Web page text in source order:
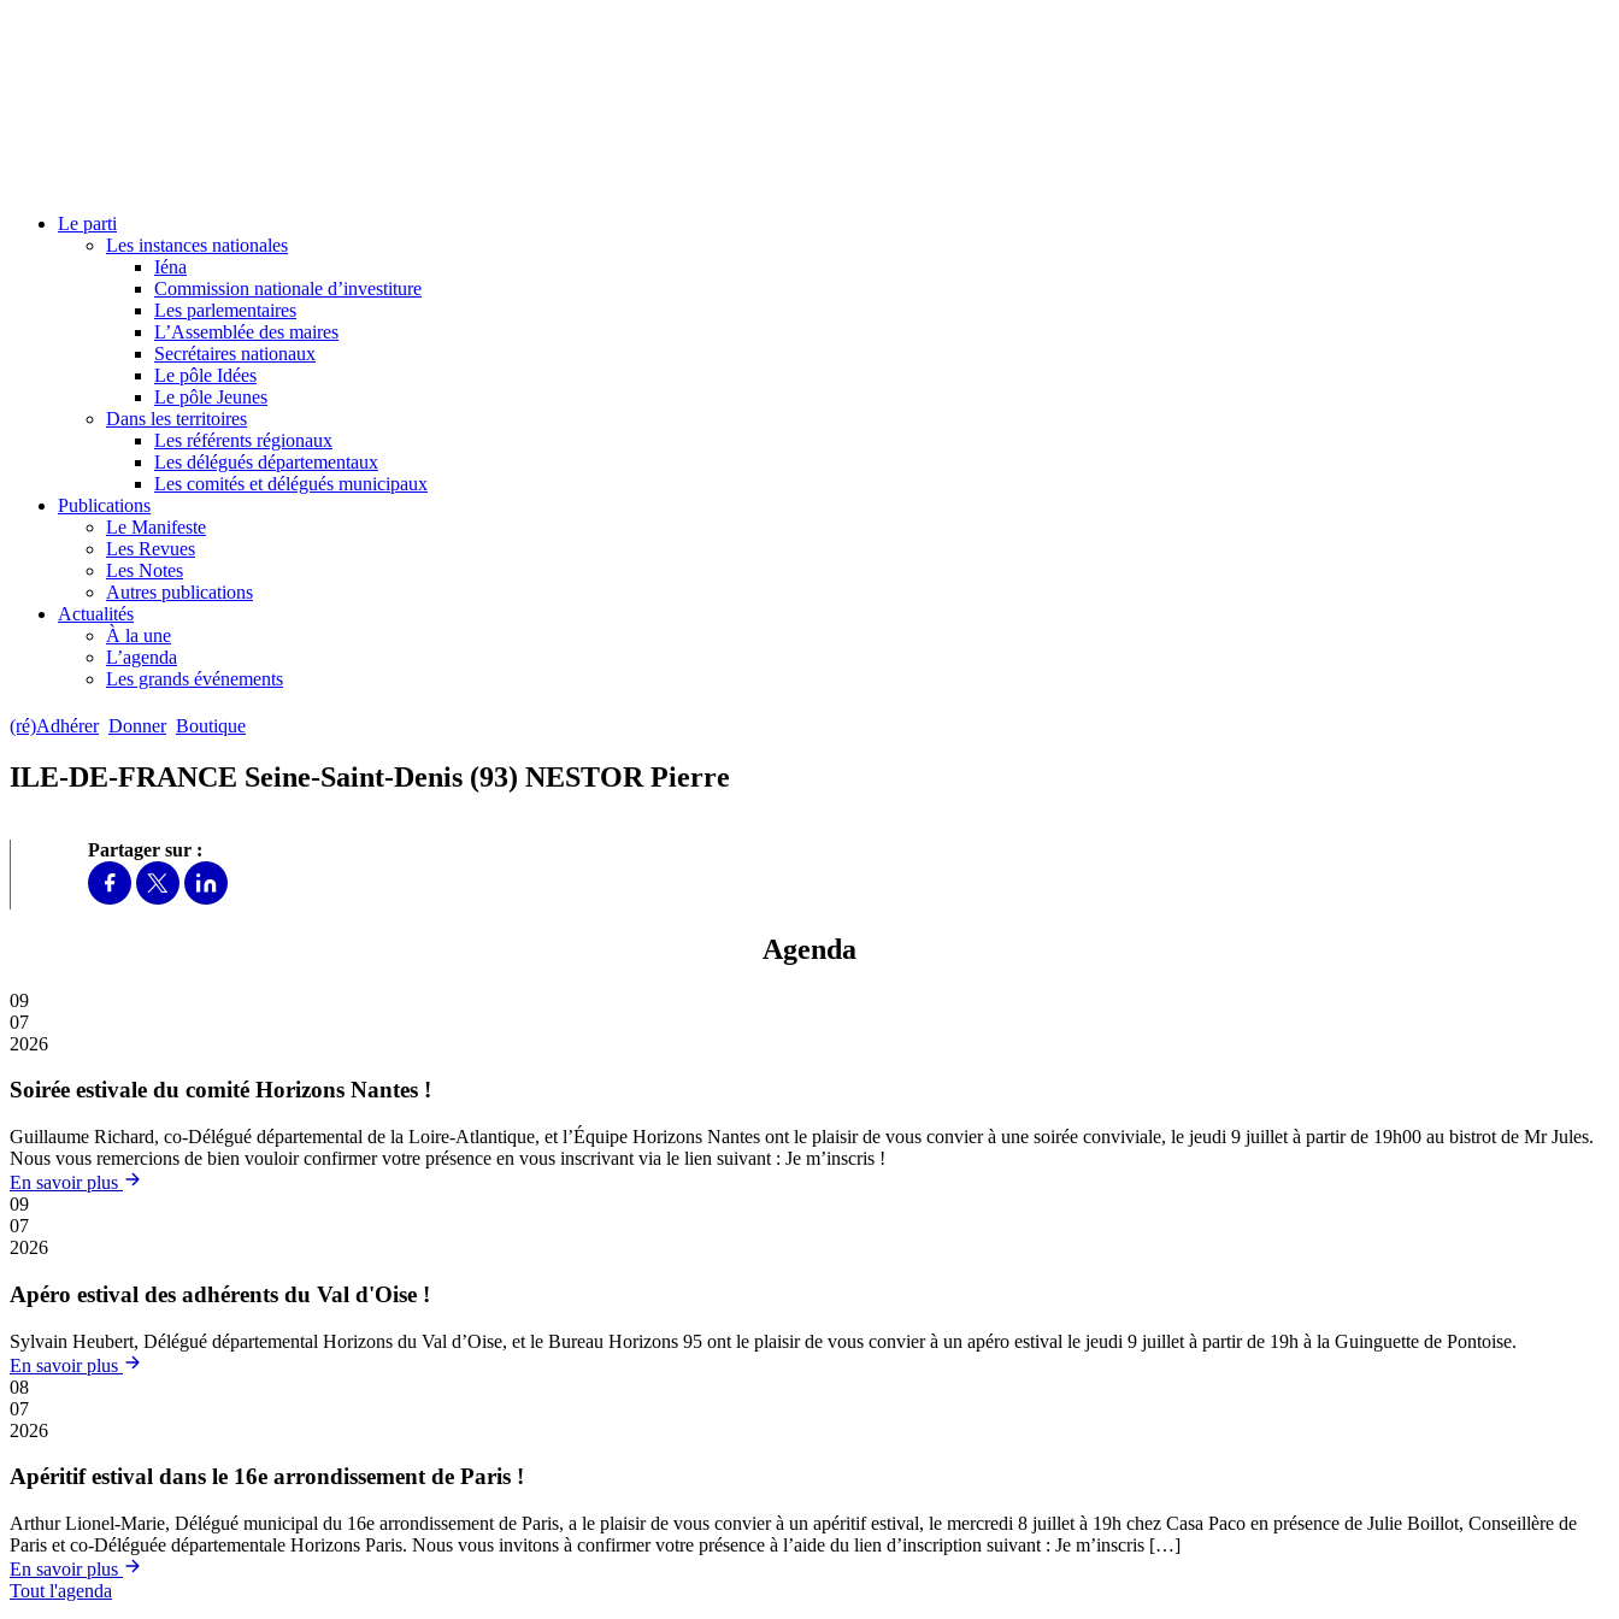
Le parti
Les instances nationales
Iéna
Commission nationale d’investiture
Les parlementaires
L’Assemblée des maires
Secrétaires nationaux
Le pôle Idées
Le pôle Jeunes
Dans les territoires
Les référents régionaux
Les délégués départementaux
Les comités et délégués municipaux
Publications
Le Manifeste
Les Revues
Les Notes
Autres publications
Actualités
À la une
L’agenda
Les grands événements
(ré)Adhérer Donner Boutique
ILE-DE-FRANCE Seine-Saint-Denis (93) NESTOR Pierre
Partager sur :
Agenda
09
07
2026
Soirée estivale du comité Horizons Nantes !
Guillaume Richard, co-Délégué départemental de la Loire-Atlantique, et l’Équipe Horizons Nantes ont le plaisir de vous convier à une soirée conviviale, le jeudi 9 juillet à partir de 19h00 au bistrot de Mr Jules.
Nous vous remercions de bien vouloir confirmer votre présence en vous inscrivant via le lien suivant : Je m’inscris !
En savoir plus
09
07
2026
Apéro estival des adhérents du Val d'Oise !
Sylvain Heubert, Délégué départemental Horizons du Val d’Oise, et le Bureau Horizons 95 ont le plaisir de vous convier à un apéro estival le jeudi 9 juillet à partir de 19h à la Guinguette de Pontoise.
En savoir plus
08
07
2026
Apéritif estival dans le 16e arrondissement de Paris !
Arthur Lionel-Marie, Délégué municipal du 16e arrondissement de Paris, a le plaisir de vous convier à un apéritif estival, le mercredi 8 juillet à 19h chez Casa Paco en présence de Julie Boillot, Conseillère de
Paris et co-Déléguée départementale Horizons Paris. Nous vous invitons à confirmer votre présence à l’aide du lien d’inscription suivant : Je m’inscris […]
En savoir plus
Tout l'agenda